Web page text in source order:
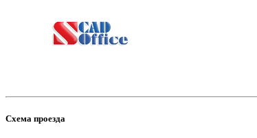
Схема проезда